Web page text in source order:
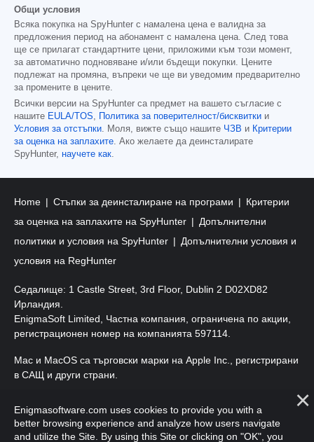
Общи условия
Всяка покупка на SpyHunter с намалена цена е валидна за
предложения период на абонамент с намалена цена. След това
ще се прилагат стандартните цени, приложими към този момент,
за автоматично подновяване и/или бъдещи покупки. Цените
подлежат на промяна, въпреки че ще ви уведомим предварително
за промените в цените.
Всички версии на SpyHunter са предмет на вашето съгласие с
нашите EULA/TOS, Политика за поверителност/бисквитки и
Условия за отстъпки. Моля, вижте също нашите ЧЗВ и Критерии
за оценка на заплахите. Ако желаете да деинсталирате
SpyHunter, научете как.
Home Стъпки за деинсталиране на програми
Критерии
за оценка на заплахите на SpyHunter
Допълнителни
политики и условия на SpyHunter
Допълнителни условия и
условия на RegHunter
Седалище: 1 Castle Street, 3rd Floor, Dublin 2 D02XD82
Ирландия.
EnigmaSoft Limited, Частна компания, ограничена по акции,
регистрационен номер на компанията 597114.
Mac и MacOS са търговски марки на Apple Inc., регистрирани
в САЩ и други страни.
запазени.
Enigmasoftware.com uses cookies to provide you with a
better browsing experience and analyze how users navigate
and utilize the Site. By using this Site or clicking on "OK", you